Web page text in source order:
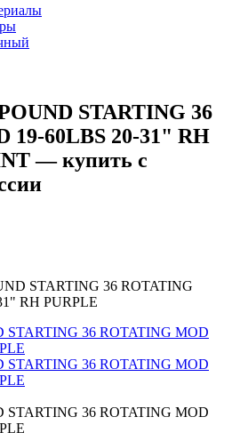
STARTING 36
19-60LBS 20-31" RH
— купить с
STARTING 36 ROTATING
RH PURPLE